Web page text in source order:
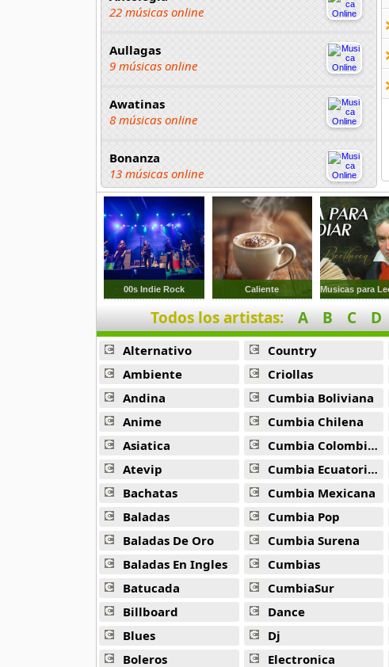
22 músicas online
Aullagas
9 músicas online
Awatinas
8 músicas online
Bonanza
13 músicas online
Chayac
4 músicas online
Chopas
18 músicas online
Chopkjas
12 músicas online
Damaris
11 músicas online
Danielito
5 músicas online
Dennis Fabricio
7 músicas online
Diosdado Gaitan
30 músicas online
Duo Ayacucho
18 músicas online
Duo Latidos
20 músicas online
00s Indie Rock Caliente
Todos los artistas: A B C D
Alternativo
Ambiente
Andina
Anime
Asiatica
Atevip
Bachatas
Baladas
Baladas De Oro
Baladas En Ingles
Batucada
Billboard
Blues
Boleros
Country
Criollas
Cumbia Boliviana
Cumbia Chilena
Cumbia Colombiana
Cumbia Ecuatoriana
Cumbia Mexicana
Cumbia Pop
Cumbia Surena
Cumbias
CumbiaSur
Dance
Dj
Electronica